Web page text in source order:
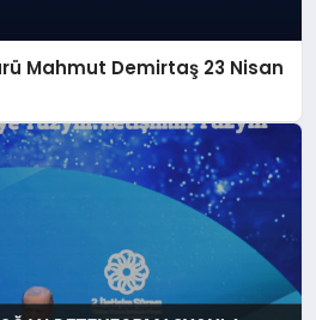
Mahmut Demirtaş 23 Nisan